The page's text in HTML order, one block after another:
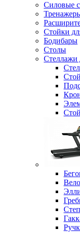
Силовые
Стойки
Бодибары
Столы
Стеллажи